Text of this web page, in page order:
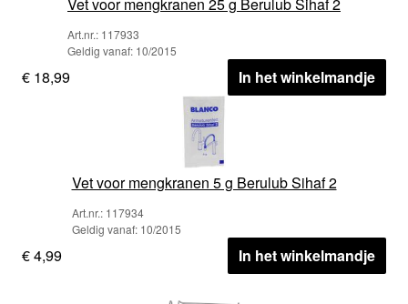
Vet voor mengkranen 25 g Berulub Sihaf 2
Art.nr.: 117933
Geldig vanaf: 10/2015
€ 18,99 In het winkelmandje
Vet voor mengkranen 5 g Berulub Sihaf 2
Art.nr.: 117934
Geldig vanaf: 10/2015
€ 4,99 In het winkelmandje